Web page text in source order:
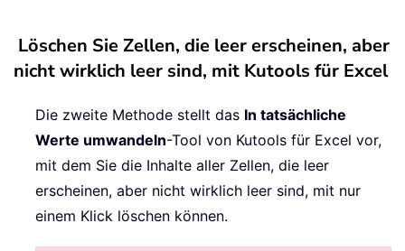
Löschen Sie Zellen, die leer erscheinen, aber
nicht wirklich leer sind, mit Kutools für Excel
Die zweite Methode stellt das In tatsächliche
Werte umwandeln-Tool von Kutools für Excel vor,
mit dem Sie die Inhalte aller Zellen, die leer
erscheinen, aber nicht wirklich leer sind, mit nur
einem Klick löschen können.